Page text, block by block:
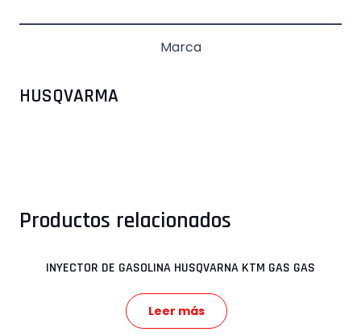
Marca
HUSQVARMA
Productos relacionados
INYECTOR DE GASOLINA HUSQVARNA KTM GAS GAS
Leer más